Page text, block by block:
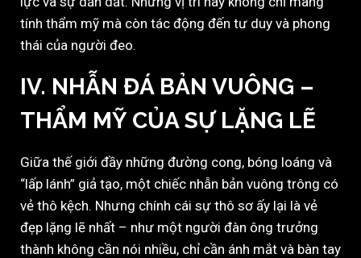
tính thẩm mỹ mà còn tác động đến tư duy và phong
thái của người đeo.
IV. NHẪN ĐÁ BẢN VUÔNG –
THẨM MỸ CỦA SỰ LẶNG LẼ
Giữa thế giới đầy những đường cong, bóng loáng và
“lấp lánh” giả tạo, một chiếc nhẫn bản vuông trông có
vẻ thô kệch. Nhưng chính cái sự thô sơ ấy lại là vẻ
đẹp lặng lẽ nhất – như một người đàn ông trưởng
thành không cần nói nhiều, chỉ cần ánh mắt và bàn tay